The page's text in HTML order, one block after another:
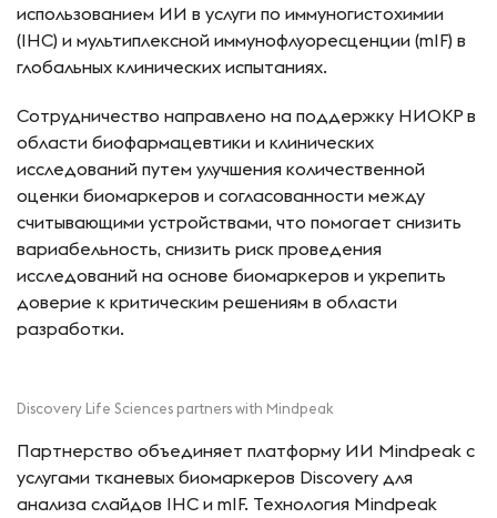
использованием ИИ в услуги по иммуногистохимии
(IHC) и мультиплексной иммунофлуоресценции (mIF) в
глобальных клинических испытаниях.
Сотрудничество направлено на поддержку НИОКР в
области биофармацевтики и клинических
исследований путем улучшения количественной
оценки биомаркеров и согласованности между
считывающими устройствами, что помогает снизить
вариабельность, снизить риск проведения
исследований на основе биомаркеров и укрепить
доверие к критическим решениям в области
разработки.
Discovery Life Sciences partners with Mindpeak
Партнерство объединяет платформу ИИ Mindpeak с
услугами тканевых биомаркеров Discovery для
анализа слайдов IHC и mIF. Технология Mindpeak